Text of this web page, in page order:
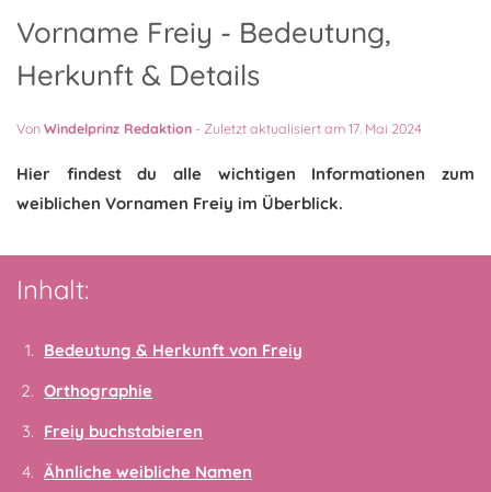
Vorname Freiy - Bedeutung,
Herkunft & Details
VonWindelprinz Redaktion - Zuletzt aktualisiert am 17. Mai 2024
Hier findest du alle wichtigen Informationen zum
weiblichen Vornamen Freiy im Überblick.
Inhalt:
Bedeutung & Herkunft von Freiy
Orthographie
Freiy buchstabieren
Ähnliche weibliche Namen